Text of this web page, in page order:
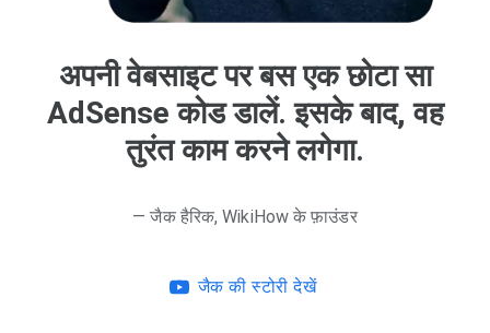
अपनी वेबसाइट पर बस एक छोटा सा
AdSense कोड डालें. इसके बाद, वह
तुरंत काम करने लगेगा.
— जैक हैरिक, WikiHow के फ़ाउंडर
जैक की स्टोरी देखें